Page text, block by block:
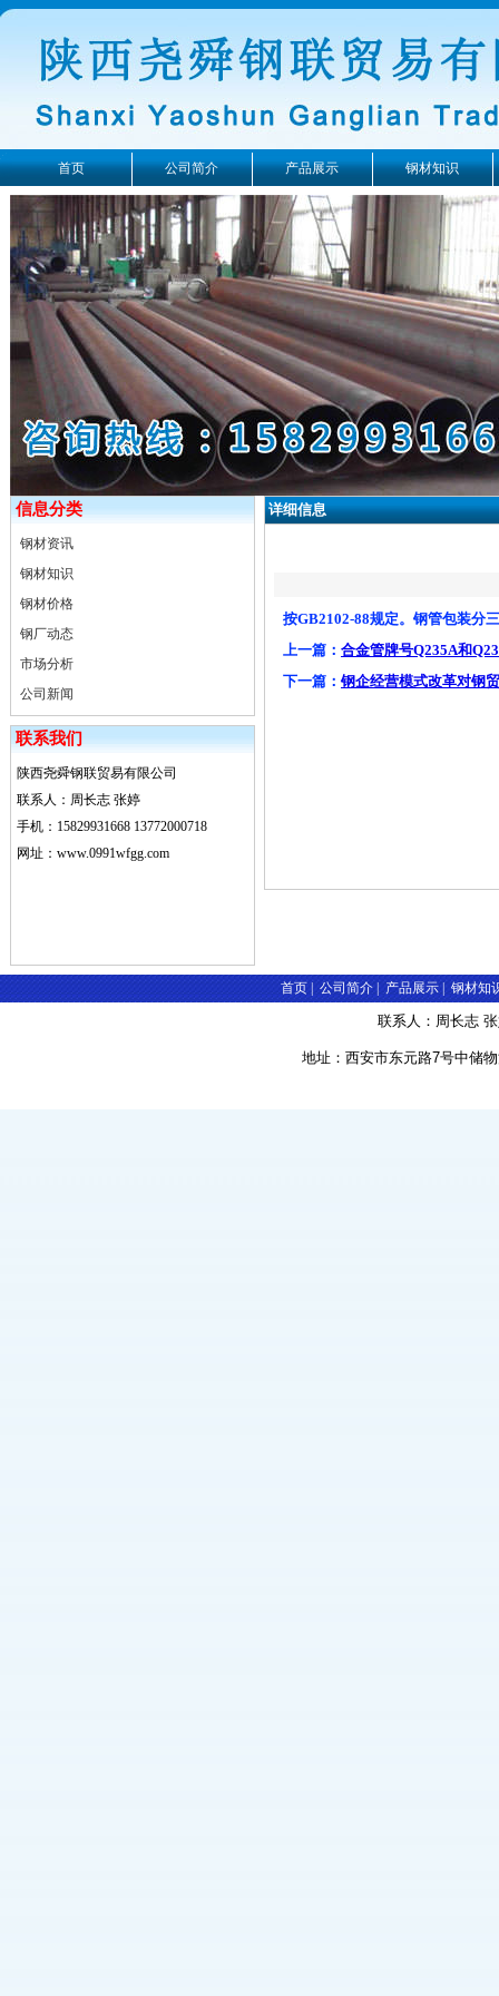
首页 公司简介 产品展示 钢材知识
信息分类
钢材资讯
钢材知识
钢材价格
钢厂动态
市场分析
公司新闻
联系我们
陕西尧舜钢联贸易有限公司
联系人：周长志 张婷
手机：15829931668 13772000718
网址：www.0991wfgg.com
详细信息
按GB2102-88规定。钢管包装分
上一篇： 合金管牌号Q235A和
下一篇： 钢企经营模式改革对钢
首页 |公司简介|产品展示| 钢材知
联系人：周长志
地址：西安市东元路7号中储